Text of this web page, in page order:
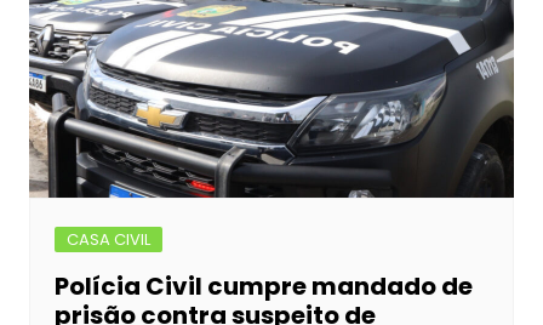
CASA CIVIL
Polícia Civil cumpre mandado de
prisão contra suspeito de